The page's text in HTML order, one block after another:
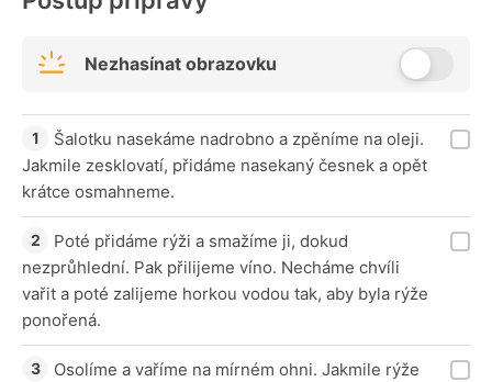
Nezhasínat obrazovku
Šalotku nasekáme nadrobno a zpěníme na oleji.
Jakmile zesklovatí, přidáme nasekaný česnek a opět
krátce osmahneme.
Poté přidáme rýži a smažíme ji, dokud
nezprůhlední. Pak přilijeme víno. Necháme chvíli
vařit a poté zalijeme horkou vodou tak, aby byla rýže
ponořená.
Osolíme a vaříme na mírném ohni. Jakmile rýže